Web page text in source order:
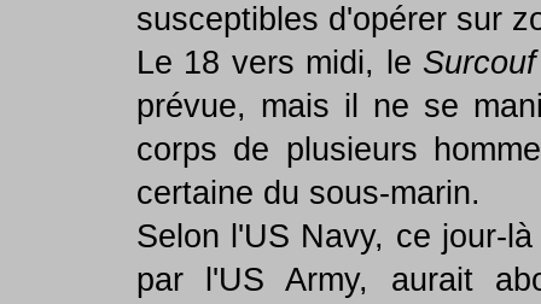
susceptibles d'opérer sur
Le 18 vers midi, le Surcouf
prévue, mais il ne se
corps de plusieurs
certaine du sous-marin.
Selon l'US Navy, ce jour-
par l'US Army, aurait